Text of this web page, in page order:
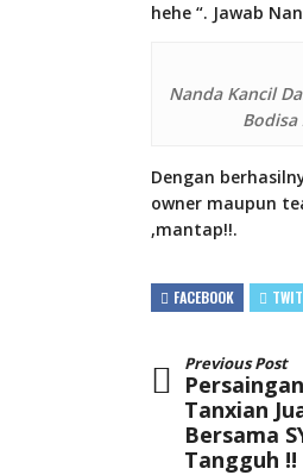
hehe “. Jawab
Nanda Kancil
Bodisa
Dengan
owner maupun
,mantap!!.
FACEBOOK
Previous Post
Tanxian
Bersama
Tangguh !!